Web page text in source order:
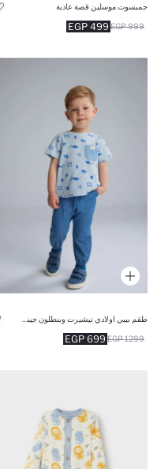
جمبسوت موسلين قصة عادية
499 EGP 999 EGP
طقم بيبي اولادي تيشيرت وبنطلون جينز قصة عادية - قطعتين
699 EGP 1299 EGP